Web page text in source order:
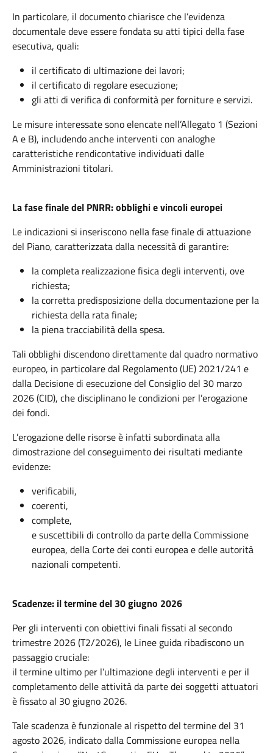
In particolare, il documento chiarisce che l’evidenza
documentale deve essere fondata su atti tipici della fase
esecutiva, quali:
il certificato di ultimazione dei lavori;
il certificato di regolare esecuzione;
gli atti di verifica di conformità per forniture e servizi.
Le misure interessate sono elencate nell’Allegato 1 (Sezioni
A e B), includendo anche interventi con analoghe
caratteristiche rendicontative individuati dalle
Amministrazioni titolari.
La fase finale del PNRR: obblighi e vincoli europei
Le indicazioni si inseriscono nella fase finale di attuazione
del Piano, caratterizzata dalla necessità di garantire:
la completa realizzazione fisica degli interventi, ove
richiesta;
la corretta predisposizione della documentazione per la
richiesta della rata finale;
la piena tracciabilità della spesa.
Tali obblighi discendono direttamente dal quadro normativo
europeo, in particolare dal Regolamento (UE) 2021/241 e
dalla Decisione di esecuzione del Consiglio del 30 marzo
2026 (CID), che disciplinano le condizioni per l’erogazione
dei fondi.
L’erogazione delle risorse è infatti subordinata alla
dimostrazione del conseguimento dei risultati mediante
evidenze:
verificabili,
coerenti,
complete,
e suscettibili di controllo da parte della Commissione
europea, della Corte dei conti europea e delle autorità
nazionali competenti.
Scadenze: il termine del 30 giugno 2026
Per gli interventi con obiettivi finali fissati al secondo
trimestre 2026 (T2/2026), le Linee guida ribadiscono un
passaggio cruciale:
il termine ultimo per l’ultimazione degli interventi e per il
completamento delle attività da parte dei soggetti attuatori
è fissato al 30 giugno 2026.
Tale scadenza è funzionale al rispetto del termine del 31
agosto 2026, indicato dalla Commissione europea nella